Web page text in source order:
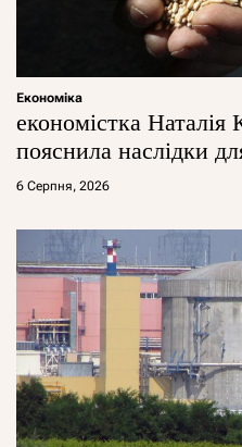
Економіка
економістка Наталія
пояснила наслідки
6 Серпня, 2026